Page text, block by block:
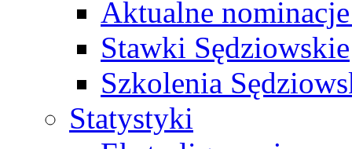
Aktualne
Stawki Sędziowskie
Szkolenia
Statystyki